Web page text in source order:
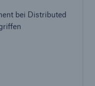
bei Distributed